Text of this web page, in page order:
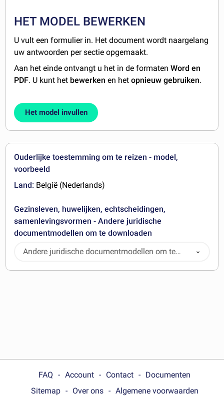
HET MODEL BEWERKEN
U vult een formulier in. Het document wordt naargelang
uw antwoorden per sectie opgemaakt.
Aan het einde ontvangt u het in de formatenWord en
PDF. U kunt het bewerken en hetopnieuw gebruiken.
Het model invullen
Ouderlijke toestemming om te reizen - model,
voorbeeld
Land: België (Nederlands)
Gezinsleven, huwelijken, echtscheidingen,
samenlevingsvormen - Andere juridische
documentmodellen om te downloaden
Andere juridische documentmodellen om te
downloaden
FAQ Account Contact
Documenten
Sitemap
Over ons Algemene voorwaarden